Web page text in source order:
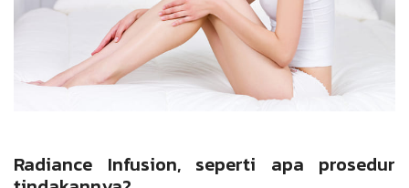
Radiance Infusion, seperti apa prosedur